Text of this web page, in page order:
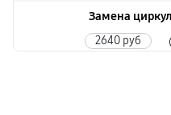
Замена
2640 руб